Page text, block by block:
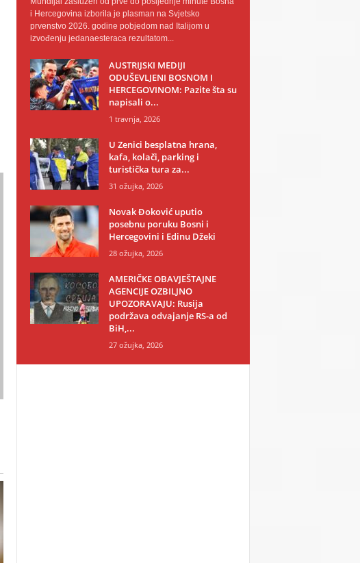
i Hercegovina izborila je plasman na Svjetsko
prvenstvo 2026. godine pobjedom nad Italijom u
izvođenju jedanaesteraca rezultatom...
AUSTRIJSKI MEDIJI
ODUŠEVLJENI BOSNOM I
HERCEGOVINOM: Pazite šta su
napisali o...
1 travnja, 2026
U Zenici besplatna hrana,
kafa, kolači, parking i
turistička tura za...
31 ožujka, 2026
Novak Đoković uputio
posebnu poruku Bosni i
Hercegovini i Edinu Džeki
28 ožujka, 2026
AMERIČKE OBAVJEŠTAJNE
AGENCIJE OZBILJNO
UPOZORAVAJU: Rusija
podržava odvajanje RS-a od
BiH,...
27 ožujka, 2026